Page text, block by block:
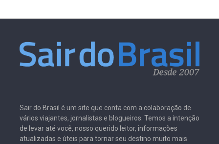
Sair do Brasil é um site que conta com a colaboração de
vários viajantes, jornalistas e blogueiros. Temos a intenção
de levar até você, nosso querido leitor, informações
atualizadas e úteis para tornar seu destino muito mais